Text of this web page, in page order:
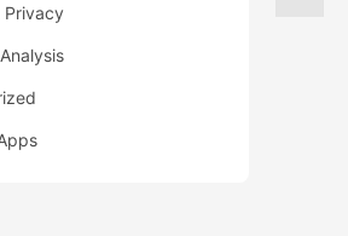
Privacy